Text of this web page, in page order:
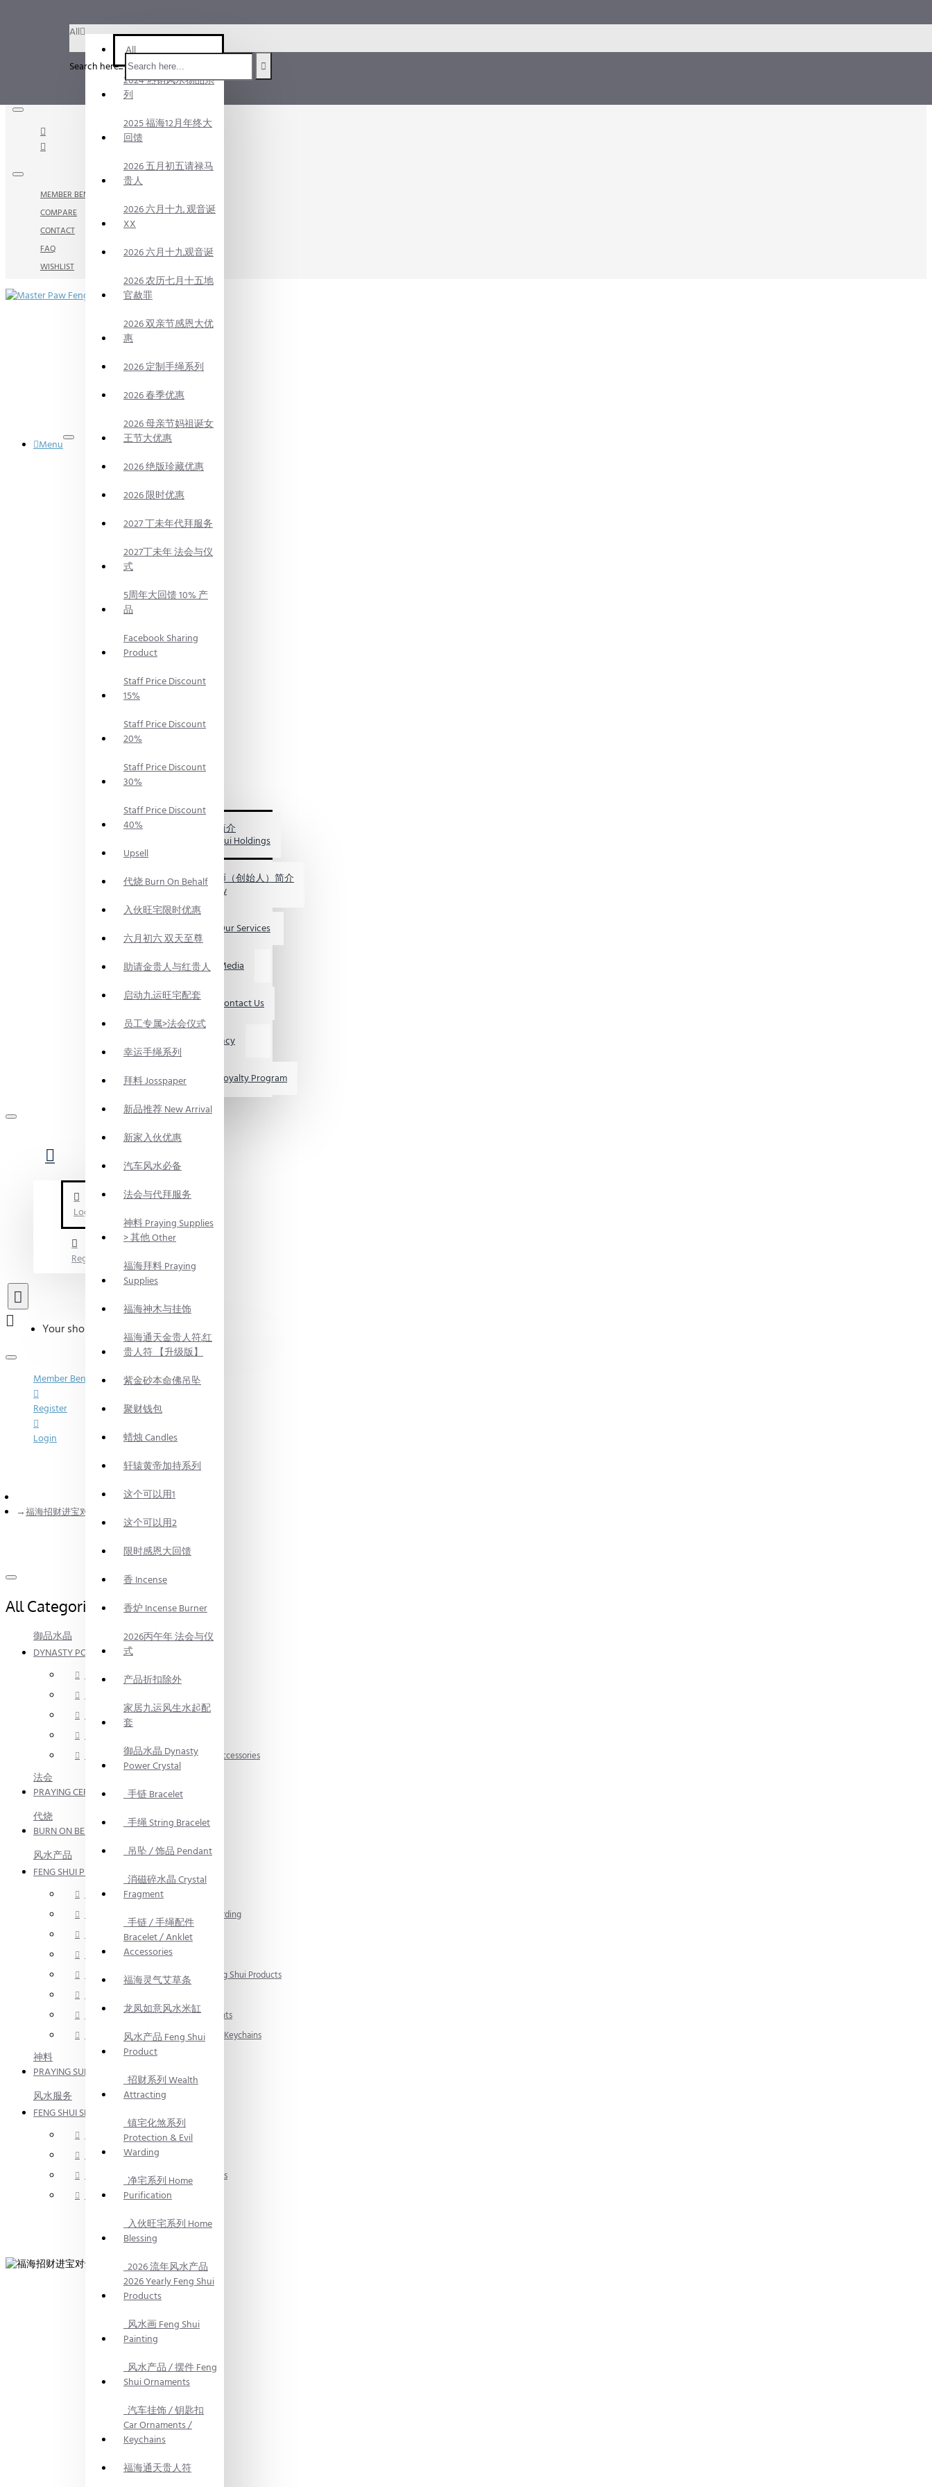
MEMBER BENEFITS
COMPARE
CONTACT
FAQ
WISHLIST
Menu
DYNASTY
CRYSTAL
PRAYING
ON
风水产品
FENG SHUI
PRAYING
风水服
务
SERVICES
风水资
INFO
ABOUT
福海集团简介
My FengShui Holdings
鲍一凡老师（创始人）简介
Master Paw
服务介绍 Our Services
媒体资讯 Media
联系我们 Contact Us
求职 Vacancy
会员制度 Loyalty Program
Login
Register
All
All
2024 热销风水物品系
列
2025 福海12月年终大
回馈
2026 五月初五请禄马
贵人
2026 六月十九 观音诞
XX
2026 六月十九观音诞
2026 农历七月十五地
官赦罪
2026 双亲节感恩大优
惠
2026 定制手绳系列
2026 春季优惠
2026 母亲节妈祖诞女
王节大优惠
2026 绝版珍藏优惠
2026 限时优惠
2027 丁未年代拜服务
2027丁未年 法会与仪
式
5周年大回馈 10% 产
品
Facebook Sharing
Product
Staff Price Discount
15%
Staff Price Discount
20%
Staff Price Discount
30%
Staff Price Discount
40%
Upsell
代烧 Burn On Behalf
入伙旺宅限时优惠
六月初六 双天至尊
助请金贵人与红贵人
启动九运旺宅配套
员工专属>法会仪式
幸运手绳系列
拜料 Josspaper
新品推荐 New Arrival
新家入伙优惠
汽车风水必备
法会与代拜服务
神料 Praying Supplies
> 其他 Other
福海拜料 Praying
Supplies
福海神木与挂饰
福海通天金贵人符.红
贵人符 【升级版】
紫金砂本命佛吊坠
聚财钱包
蜡烛 Candles
轩辕黄帝加持系列
这个可以用1
这个可以用2
限时感恩大回馈
香 Incense
香炉 Incense Burner
2026丙午年 法会与仪
式
产品折扣除外
家居九运风生水起配
套
御品水晶 Dynasty
Power Crystal
手链 Bracelet
手绳 String Bracelet
吊坠 / 饰品 Pendant
消磁碎水晶 Crystal
Fragment
手链 / 手绳配件
Bracelet / Anklet
Accessories
福海灵气艾草条
龙凤如意风水米缸
风水产品 Feng Shui
Product
招财系列 Wealth
Attracting
镇宅化煞系列
Protection & Evil
Warding
净宅系列 Home
Purification
入伙旺宅系列 Home
Blessing
2026 流年风水产品
2026 Yearly Feng Shui
Products
风水画 Feng Shui
Painting
风水产品 / 摆件 Feng
Shui Ornaments
汽车挂饰 / 钥匙扣
Car Ornaments /
Keychains
福海通天贵人符
Search here...
Your shopping cart is empty!
Member Benefits
Register
Login
home
福海招财进宝对烛 FORTUNE CANDLE SET
All Categories
御品水晶
DYNASTY POWER CRYSTAL
手链 Bracelet
吊坠 / 饰品 Pendant
手链 / 手绳配件 Bracelet / Anklet Accessories
法会
PRAYING CEREMONY
代烧
BURN ON BEHALF
风水产品
FENG SHUI PRODUCT
招财系列 Wealth Attracting
镇宅化煞系列 Protection & Evil Warding
净宅系列 Home Purification
入伙旺宅系列 Home Blessing
2026 流年风水产品 2026 Yearly Feng Shui Products
风水产品 / 摆件 Feng Shui Ornaments
汽车挂饰 / 钥匙扣 Car Ornaments / Keychains
神料
PRAYING SUPPLIES
风水服务
FENG SHUI SERVICE
风水服务 Feng Shui Services
取名服务 Naming Services
命理服务 Chinese Astrology Services
择日服务 Date Selection services